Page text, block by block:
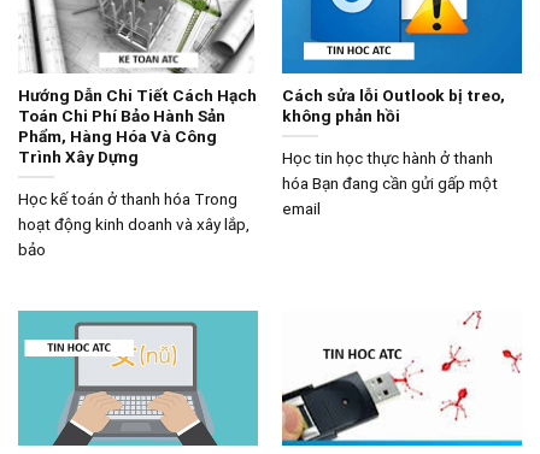
Hướng Dẫn Chi Tiết Cách Hạch
Toán Chi Phí Bảo Hành Sản
Phẩm, Hàng Hóa Và Công
Trình Xây Dựng
Học kế toán ở thanh hóa Trong
hoạt động kinh doanh và xây lắp,
bảo
Cách sửa lỗi Outlook bị treo,
không phản hồi
Học tin học thực hành ở thanh
hóa Bạn đang cần gửi gấp một
email